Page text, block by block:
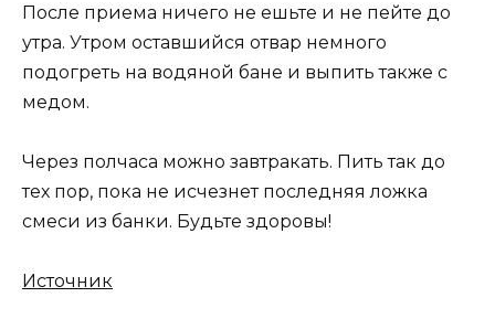
После приема ничего не ешьте и не пейте до
утра. Утром оставшийся отвар немного
подогреть на водяной бане и выпить также с
медом.
Через полчаса можно завтракать. Пить так до
тех пор, пока не исчезнет последняя ложка
смеси из банки. Будьте здоровы!
Источник